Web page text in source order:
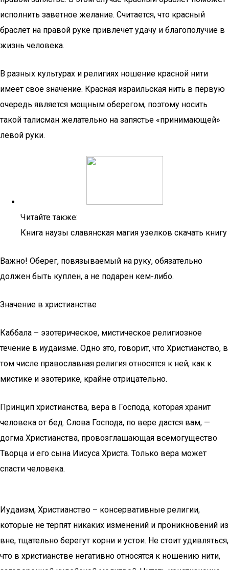
исполнить заветное желание. Считается, что красный
браслет на правой руке привлечет удачу и благополучие в
жизнь человека.
В разных культурах и религиях ношение красной нити
имеет свое значение. Красная израильская нить в первую
очередь является мощным оберегом, поэтому носить
такой талисман желательно на запястье «принимающей»
левой руки.
Читайте также:
Книга наузы славянская магия узелков скачать книгу
Важно! Оберег, повязываемый на руку, обязательно
должен быть куплен, а не подарен кем-либо.
Значение в христианстве
Каббала – эзотерическое, мистическое религиозное
течение в иудаизме. Одно это, говорит, что Христианство, в
том числе православная религия относятся к ней, как к
мистике и эзотерике, крайне отрицательно.
Принцип христианства, вера в Господа, которая хранит
человека от бед. Слова Господа, по вере дастся вам, —
догма Христианства, провозглашающая всемогущество
Творца и его сына Иисуса Христа. Только вера может
спасти человека.
Иудаизм, Христианство – консервативные религии,
которые не терпят никаких изменений и проникновений из
вне, тщательно берегут корни и устои. Не стоит удивляться,
что в христианстве негативно относятся к ношению нити,